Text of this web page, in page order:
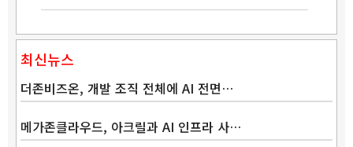
최신뉴스
더존비즈온, 개발 조직 전체에 AI 전면…
메가존클라우드, 아크릴과 AI 인프라 사…